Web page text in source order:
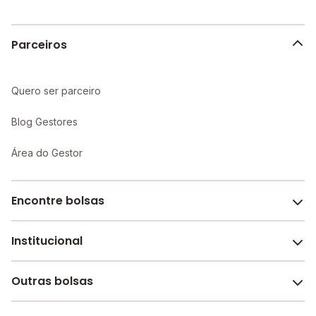
Parceiros
Quero ser parceiro
Blog Gestores
Área do Gestor
Encontre bolsas
Melhores escolas de São Paulo
Escolas por cidade e bairro
Institucional
Sobre o Melhor Escola
Outras bolsas